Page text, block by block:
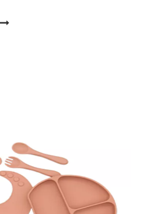
пыли во время